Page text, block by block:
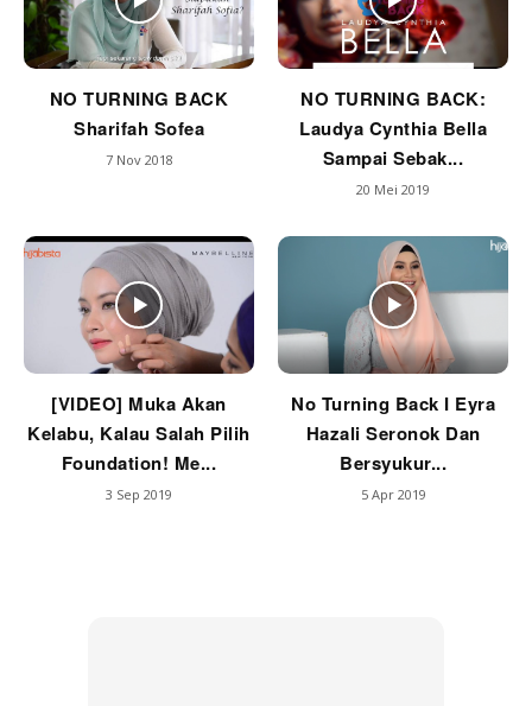
NO TURNING BACK
Sharifah Sofea
7 Nov 2018
NO TURNING BACK:
Laudya Cynthia Bella
Sampai Sebak...
20 Mei 2019
[VIDEO] Muka Akan
Kelabu, Kalau Salah Pilih
Foundation! Me...
3 Sep 2019
No Turning Back I Eyra
Hazali Seronok Dan
Bersyukur...
5 Apr 2019